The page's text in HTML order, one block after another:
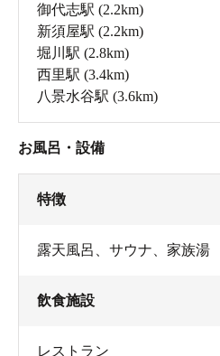
御代志駅 (2.2km)
新須屋駅 (2.2km)
堀川駅 (2.8km)
西里駅 (3.4km)
八景水谷駅 (3.6km)
お風呂・設備
特徴
露天風呂、サウナ、家族湯
飲食施設
レストラン